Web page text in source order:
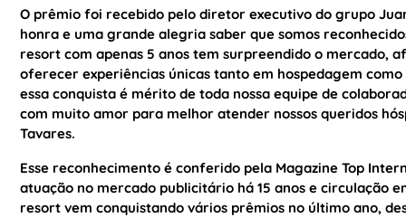
O prêmio foi recebido pelo diretor executivo do grupo
honra e uma grande alegria saber que somos
resort com apenas 5 anos tem surpreendido o mercado,
oferecer experiências únicas tanto em hospedagem
essa conquista é mérito de toda nossa equipe de
com muito amor para melhor atender nossos queridos
Tavares.
Esse reconhecimento é conferido pela Magazine Top
atuação no mercado publicitário há 15 anos e circulação
resort vem conquistando vários prêmios no último ano,